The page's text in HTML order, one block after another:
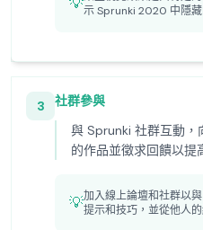
示 Sprunki 2020 中隱藏
3
社群參與
與 Sprunki 社群互動，
的作品並徵求回饋以提
💡加入線上論壇和社群以
提示和技巧，並從他人